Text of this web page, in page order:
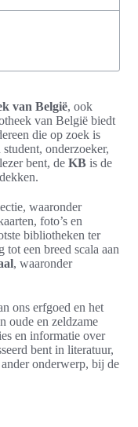
van België, ook
van België biedt
die op zoek is
onderzoeker,
bent, de KB is de
waaronder
foto’s en
bibliotheken ter
een breed scala aan
, waaronder
ons erfgoed en het
oude en zeldzame
en informatie over
bent in literatuur,
onderwerp, bij de